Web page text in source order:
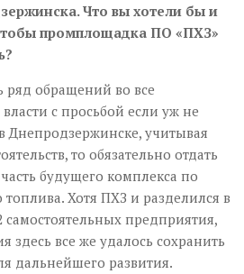
Что вы хотели бы и
промплощадка ПО «ПХЗ»
ряд обращений во все
с просьбой если уж не
Днепродзержинске, учитывая
то обязательно отдать
будущего комплекса по
Хотя ПХЗ и разделился в
предприятия,
здесь все же удалось сохранить
дальнейшего развития.